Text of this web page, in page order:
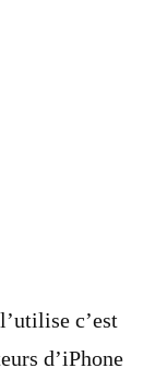
c’est
d’iPhone